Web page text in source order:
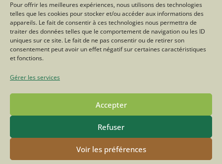
Pour offrir les meilleures expériences, nous utilisons des technologies
telles que les cookies pour stocker et/ou accéder aux informations des
appareils. Le fait de consentir à ces technologies nous permettra de
traiter des données telles que le comportement de navigation ou les ID
uniques sur ce site. Le fait de ne pas consentir ou de retirer son
consentement peut avoir un effet négatif sur certaines caractéristiques
et fonctions.
Gérer les services
Accepter
Refuser
Voir les préférences
Cliquez ici
Tweetez Partagez